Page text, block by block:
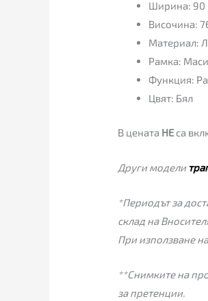
Ширина: 90
Височина:
Материал:
Рамка:
Функция:
Цвят: Бял
В цената НЕса
Други модели
*Периодът за
склад на
При използване
**Снимките на
за претенции.